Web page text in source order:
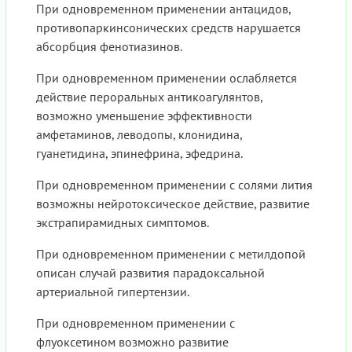
При одновременном применении антацидов,
противопаркинсонических средств нарушается
абсорбция фенотиазинов.
При одновременном применении ослабляется
действие пероральных антикоагулянтов,
возможно уменьшение эффективности
амфетаминов, леводопы, клонидина,
гуанетидина, эпинефрина, эфедрина.
При одновременном применении с солями лития
возможны нейротоксическое действие, развитие
экстрапирамидных симптомов.
При одновременном применении с метилдопой
описан случай развития парадоксальной
артериальной гипертензии.
При одновременном применении с
флуоксетином возможно развитие